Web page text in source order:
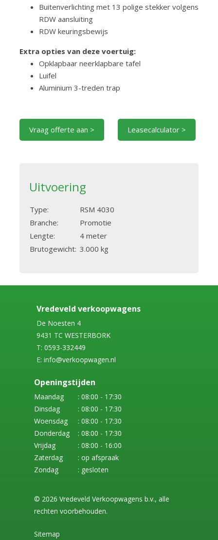
Buitenverlichting met 13 polige stekker volgens
RDW aansluiting
RDW keuringsbewijs
Extra opties van deze voertuig:
Opklapbaar neerklapbare tafel
Luifel
Aluminium 3-treden trap
Vraag offerte aan > Leasecalculator >
Uitvoering
Type:
RSM 4030
Branche:
Promotie
Lengte:
4 meter
Brutogewicht: 3.000 kg
Vredeveld verkoopwagens
De Noesten 4
9431 TC WESTERBORK
T: 0593-332449
E: info@verkoopwagen.nl
Openingstijden
Maandag
: 08:00 - 17:30
Dinsdag
: 08:00 - 17:30
Woensdag
: 08:00 - 17:30
Donderdag
: 08:00 - 17:30
Vrijdag
: 08:00 - 16:00
Zaterdag
: op afspraak
Zondag
: gesloten
© 2026 Vredeveld Verkoopwagens b.v., alle
rechten voorbehouden.
Sitemap